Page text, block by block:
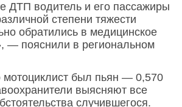
ДТП водитель и его пассажиры
степени тяжести
обратились в медицинское
— пояснили в региональном
мотоциклист был пьян — 0,570
выясняют все
случившегося.